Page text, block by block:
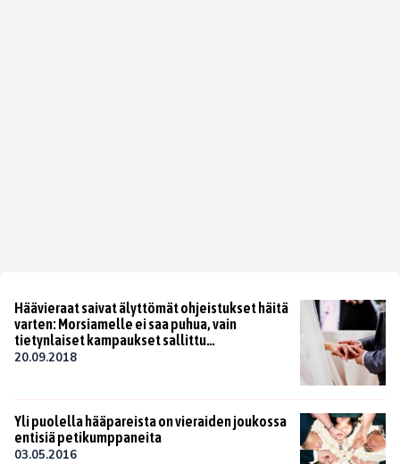
Häävieraat saivat älyttömät ohjeistukset häitä
varten: Morsiamelle ei saa puhua, vain
tietynlaiset kampaukset sallittu…
20.09.2018
Yli puolella hääpareista on vieraiden joukossa
entisiä petikumppaneita
03.05.2016